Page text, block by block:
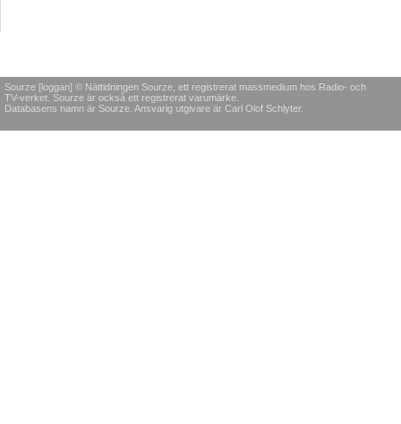
Sourze [loggan] © Nättidningen Sourze, ett registrerat massmedium hos Radio- och
TV-verket. Sourze är också ett registrerat varumärke.
Databasens namn är Sourze. Ansvarig utgivare är Carl Olof Schlyter.